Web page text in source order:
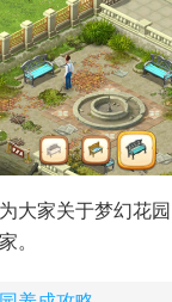
大家关于梦幻花
。